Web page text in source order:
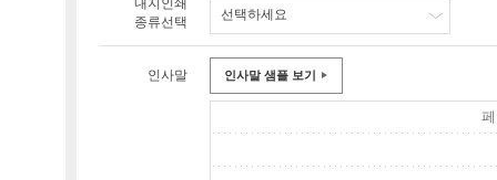
내지인쇄
종류선택
선택하세요
인사말 인사말 샘플 보기